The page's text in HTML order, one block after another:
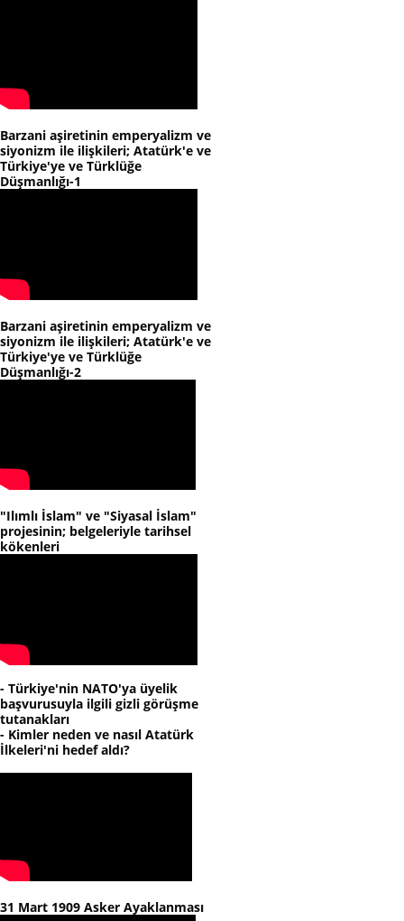
Barzani aşiretinin emperyalizm ve
siyonizm ile ilişkileri; Atatürk'e ve
Türkiye'ye ve Türklüğe
Düşmanlığı-1
Barzani aşiretinin emperyalizm ve
siyonizm ile ilişkileri; Atatürk'e ve
Türkiye'ye ve Türklüğe
Düşmanlığı-2
"Ilımlı İslam" ve "Siyasal İslam"
projesinin; belgeleriyle tarihsel
kökenleri
- Türkiye'nin NATO'ya üyelik
başvurusuyla ilgili gizli görüşme
tutanakları
- Kimler neden ve nasıl Atatürk
İlkeleri'ni hedef aldı?
31 Mart 1909 Asker Ayaklanması